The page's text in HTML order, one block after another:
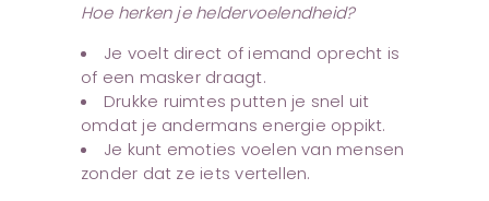
Hoe herken je heldervoelendheid?
Je voelt direct of iemand oprecht is
of een masker draagt.
Drukke ruimtes putten je snel uit
omdat je andermans energie oppikt.
Je kunt emoties voelen van mensen
zonder dat ze iets vertellen.